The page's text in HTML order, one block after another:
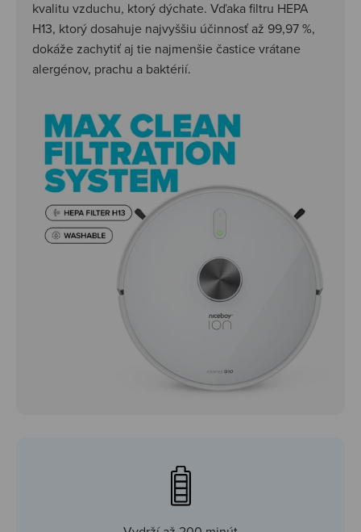
kvalitu vzduchu, ktorý dýchate. Vďaka filtru HEPA
H13, ktorý dosahuje najvyššiu účinnosť až 99,97 %,
dokáže zachytiť aj tie najmenšie častice vrátane
alergénov, prachu a baktérií.